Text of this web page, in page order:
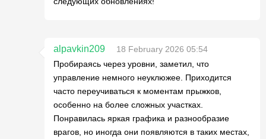
alpavkin209
18 February 2026 05:54
Пробираясь через уровни, заметил, что
управление немного неуклюжее. Приходится
часто переучиваться к моментам прыжков,
особенно на более сложных участках.
Понравилась яркая графика и разнообразие
врагов, но иногда они появляются в таких местах,